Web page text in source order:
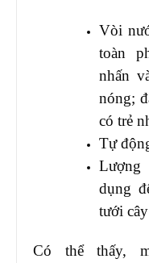
Vòi
toàn
nhấn
nóng;
có trẻ
Tự
Lượng
dụng
tưới
Có thể thấy,